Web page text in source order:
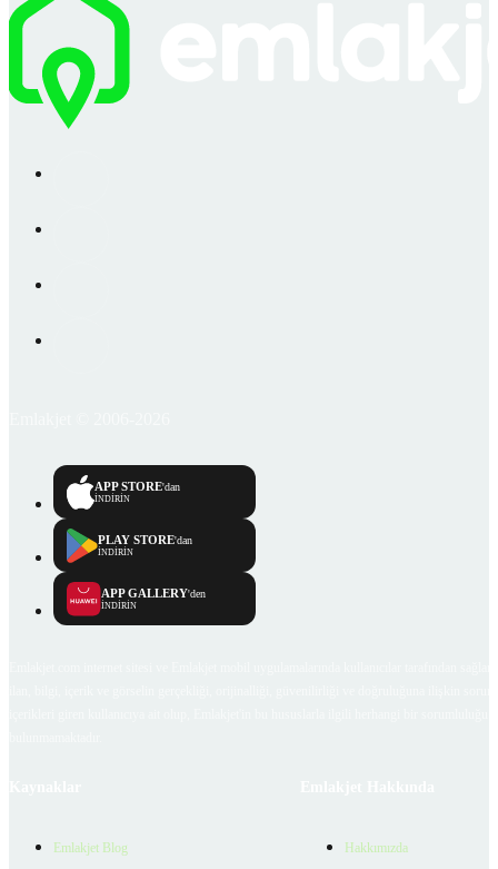
APP STORE'dan
İNDİRİN
PLAY STORE'dan
İNDİRİN
APP GALLERY'den
İNDİRİN
Emlakjet Blog Hakkımızda